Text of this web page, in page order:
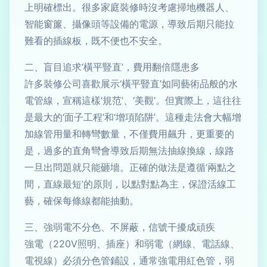
上明確標出。很多家庭裝修時沒考慮掃地機器人、
智能窗簾、攝像頭等設備的電源，導致后期只能拉
難看的插線板，既不便也不安全。
二、盲目追求‘橫平豎直’，費用翻倍隱患多
許多裝修公司喜歡展示‘橫平豎直’如同藝術品般的水
電管線，宣稱這樣‘規范’、‘美觀’。但實際上，這往往
是最大的‘面子工程’和‘增項陷阱’。這種走法會大幅增
加線管用量和轉彎數量，不僅費用飆升，更重要的
是，過多的直角彎會導致后期無法抽線換線，線路
一旦出問題就只能砸墻。正確的做法是遵循‘兩點之
間，直線最短’的原則，以點對點為主，保證活線工
藝，確保每條線都能抽動。
三、強弱電不分色、不屏蔽，信號干擾成頑疾
強電（220V照明、插座）和弱電（網線、電話線、
電視線）必須分色管鋪設，通常強電用紅色管，弱